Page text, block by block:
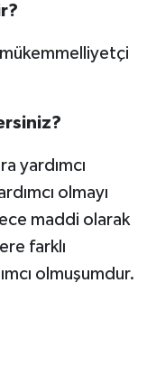
yardımcı
olmayı
maddi olarak
farklı
olmuşumdur.